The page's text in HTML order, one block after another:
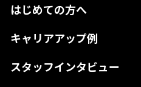
はじめての方へ
キャリアアップ例
スタッフインタビュー
奈良県
和歌山県
島根県
山口県
高知県
徳島県